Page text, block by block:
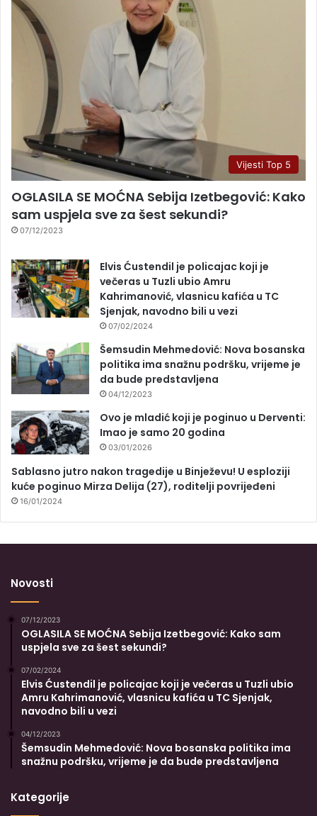
Vijesti Top 5
OGLASILA SE MOĆNA Sebija Izetbegović: Kako
sam uspjela sve za šest sekundi?
07/12/2023
Elvis Ćustendil je policajac koji je
večeras u Tuzli ubio Amru
Kahrimanović, vlasnicu kafića u TC
Sjenjak, navodno bili u vezi
07/02/2024
Šemsudin Mehmedović: Nova bosanska
politika ima snažnu podršku, vrijeme je
da bude predstavljena
04/12/2023
Ovo je mladić koji je poginuo u Derventi:
Imao je samo 20 godina
03/01/2026
Sablasno jutro nakon tragedije u Binježevu! U esploziji
kuće poginuo Mirza Delija (27), roditelji povrijeđeni
16/01/2024
Novosti
07/12/2023
OGLASILA SE MOĆNA Sebija Izetbegović: Kako sam
uspjela sve za šest sekundi?
07/02/2024
Elvis Ćustendil je policajac koji je večeras u Tuzli ubio
Amru Kahrimanović, vlasnicu kafića u TC Sjenjak,
navodno bili u vezi
04/12/2023
Šemsudin Mehmedović: Nova bosanska politika ima
snažnu podršku, vrijeme je da bude predstavljena
Kategorije